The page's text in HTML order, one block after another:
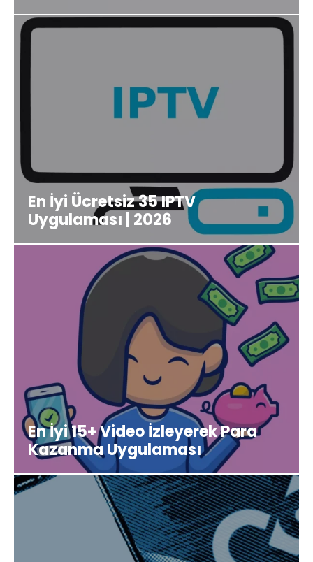
En İyi Ücretsiz 35 IPTV
Uygulaması | 2026
En İyi 15+ Video İzleyerek Para
Kazanma Uygulaması